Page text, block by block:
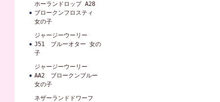
ホーランドロップ A28
ブロークンフロスティ
女の子
ジャージーウーリー
J51 ブルーオター 女の
子
ジャージーウーリー
AA2 ブロークンブルー
女の子
ネザーランドドワーフ